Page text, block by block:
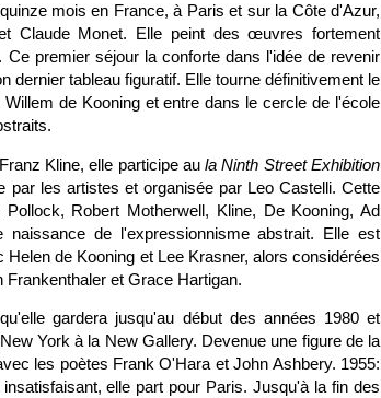
mois en France, à Paris et sur la Côte d'Azur,
Claude Monet. Elle peint des œuvres fortement
Ce premier séjour la conforte dans l'idée de revenir
dernier tableau figuratif. Elle tourne définitivement le
de Kooning et entre dans le cercle de l'école
Kline, elle participe aula Ninth Street Exhibition
par les artistes et organisée par Leo Castelli. Cette
Robert Motherwell, Kline, De Kooning, Ad
de l'expressionnisme abstrait. Elle est
de Kooning et Lee Krasner, alors considérées
et Grace Hartigan.
gardera jusqu'au début des années 1980 et
York à la New Gallery. Devenue une figure de la
les poètes Frank O'Hara et John Ashbery. 1955:
elle part pour Paris. Jusqu'à la fin des